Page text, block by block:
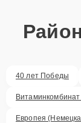
40 лет Победы
Европея